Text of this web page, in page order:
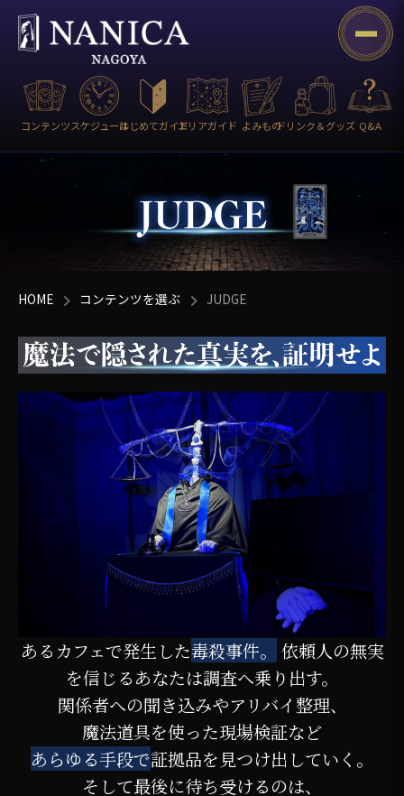
コンテンツスケジュールはじめてガイドエリアガイド よみものドリンク＆グッズ Q&A
HOME コンテンツを選ぶ JUDGE
あるカフェで発生した毒殺事件。
依頼人の無実
を信じるあなたは調査へ乗り出す。
関係者への聞き込みやアリバイ整理、
魔法道具を使った現場検証など
あらゆる手段で証拠品を見つけ出していく。
そして最後に待ち受けるのは、